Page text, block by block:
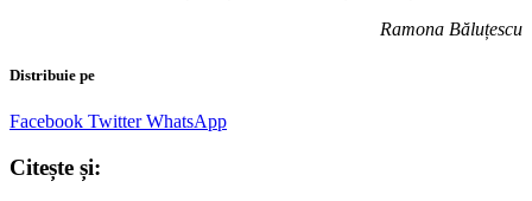
Ramona Băluțescu
Distribuie pe
Facebook Twitter WhatsApp
Citește și: